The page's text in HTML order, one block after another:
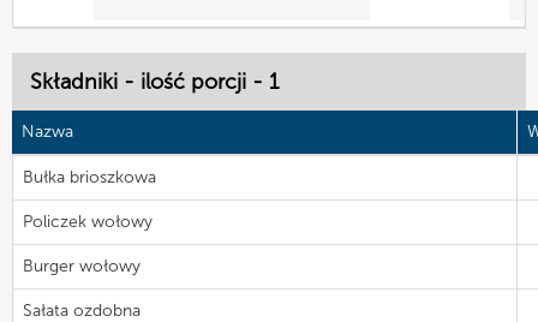
Składniki - ilość porcji - 1
Nazwa
Bułka brioszkowa
Policzek wołowy
Burger wołowy
Sałata ozdobna